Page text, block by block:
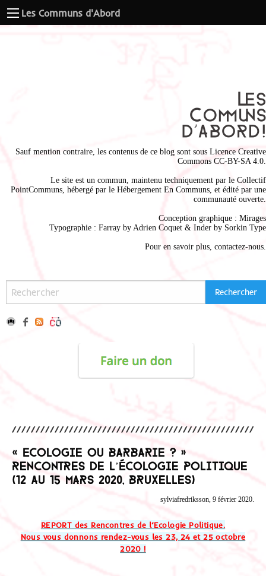
Les Communs d'Abord
Sauf mention contraire, les contenus de ce blog sont sous Licence Creative
Commons CC-BY-SA 4.0
Le site est un commun, maintenu techniquement par le Collectif
PointCommuns , hébergé par le Hébergement En Communs , et édité par une
communauté ouverte.
Conception graphique : Mirages
Typographie : Farray by Adrien Coquet & Inder by Sorkin Type
Pour en savoir plus, contactez-nous
« Ecologie ou barbarie ? »
Rencontres de l’écologie politique
(12 au 15 mars 2020, Bruxelles)
sylviafredriksson, 9 février 2020.
REPORT des Rencontres de l’Ecologie Politique.
Nous vous donnons rendez-vous les 23, 24 et 25 octobre
2020 !